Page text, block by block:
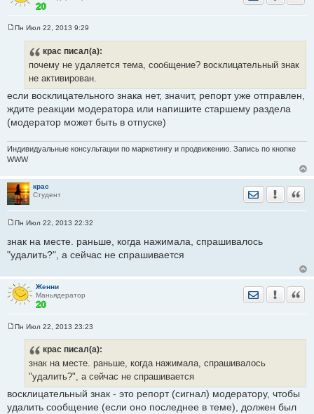
и
е
Пн Июл 22, 2013 9:29
крас писал(а):
почему не удаляется тема, сообщение? восклицательный знак
не активирован.
если восклицательного знака нет, значит, репорт уже отправлен,
ждите реакции модератора или напишите старшему раздела
(модератор может быть в отпуске)
Индивидуальные консультации по маркетингу и продвижению. Запись по кнопке
WWW
крас
Студент
Отправить
о
б
щ
и
е
Пн Июл 22, 2013 22:32
знак на месте. раньше, когда нажимала, спрашивалось
"удалить?", а сейчас не спрашивается
Женни
Маньядератор
Отправить
и
Пн Июл 22, 2013 23:23
крас писал(а):
знак на месте. раньше, когда нажимала, спрашивалось
"удалить?", а сейчас не спрашивается
восклицательный знак - это репорт (сигнал) модератору, чтобы
удалить сообщение (если оно последнее в теме), должен был